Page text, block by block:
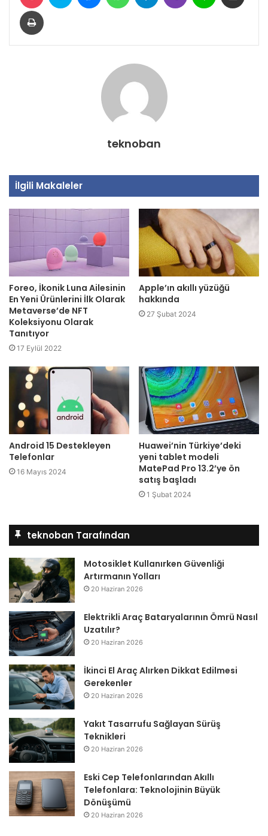
Yazdır
teknoban
İlgili Makaleler
Foreo, İkonik Luna Ailesinin
En Yeni Ürünlerini İlk Olarak
Metaverse’de NFT
Koleksiyonu Olarak
Tanıtıyor
17 Eylül 2022
Apple’ın akıllı yüzüğü
hakkında
27 Şubat 2024
Android 15 Destekleyen
Telefonlar
16 Mayıs 2024
Huawei’nin Türkiye’deki
yeni tablet modeli
MatePad Pro 13.2’ye ön
satış başladı
1 Şubat 2024
teknoban Tarafından
Motosiklet Kullanırken Güvenliği
Artırmanın Yolları
20 Haziran 2026
Elektrikli Araç Bataryalarının Ömrü Nasıl
Uzatılır?
20 Haziran 2026
İkinci El Araç Alırken Dikkat Edilmesi
Gerekenler
20 Haziran 2026
Yakıt Tasarrufu Sağlayan Sürüş
Teknikleri
20 Haziran 2026
Eski Cep Telefonlarından Akıllı
Telefonlara: Teknolojinin Büyük
Dönüşümü
20 Haziran 2026